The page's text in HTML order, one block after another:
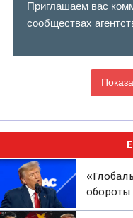
Приглашаем вас
сообществах
обороты